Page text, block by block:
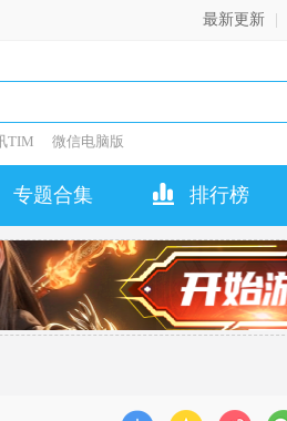
最新更新
TIM 微信电脑版
专题合集 排行榜